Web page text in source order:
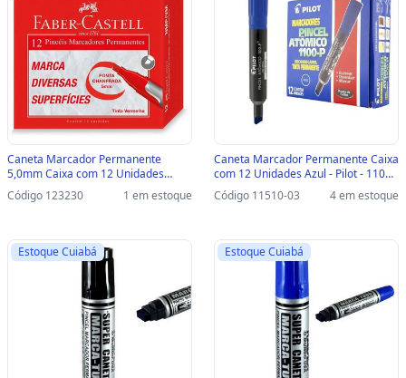
Caneta Marcador Permanente
5,0mm Caixa com 12 Unidades
Vermelho - Faber Castell - NMP/VM -
NMP/VM
Código 123230 1 em estoque
Caneta Marcador Permanente Caixa
com 12 Unidades Azul - Pilot - 1100-
P-SINOP-03 - 1430001CX012AZ
Código 11510-03 4 em estoque
Estoque Cuiabá Estoque Cuiabá